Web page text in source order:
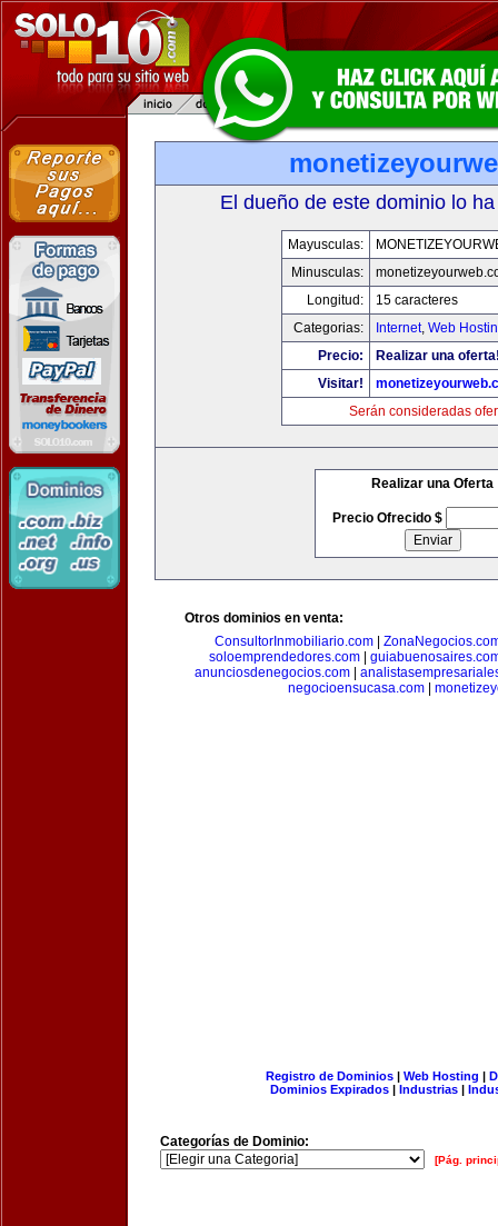
El dueño de este dominio lo
Mayusculas:
Minusculas:
Longitud:
15 caracteres
Categorias:
Internet, Web
Precio:
Realizar una
Visitar!
Serán consideradas
Realizar una Oferta
Precio Ofrecido $
Otros dominios en venta:
ConsultorInmobiliario.com|
soloemprendedores.com|
anunciosdenegocios.com|
negocioensucasa.com|
Registro de Dominios| Web Hosting |
Dominios Expirados | Industrias |
Categorías de Dominio:
[Pág.